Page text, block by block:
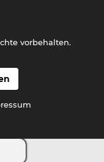
vorbehalten.